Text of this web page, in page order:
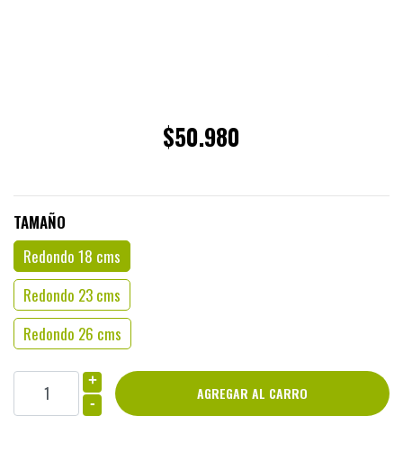
$50.980
TAMAÑO
Redondo 18 cms
Redondo 23 cms
Redondo 26 cms
+
-